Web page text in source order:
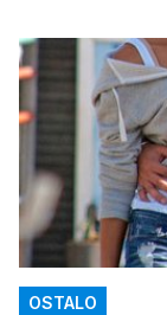
OSTALO